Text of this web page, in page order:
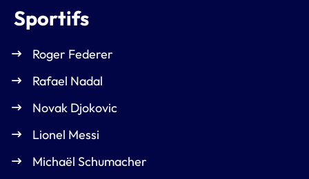
Sportifs
Roger Federer
Rafael Nadal
Novak Djokovic
Lionel Messi
Michaël Schumacher